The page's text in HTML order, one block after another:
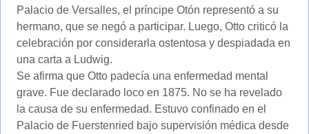
Palacio de Versalles, el príncipe Otón representó a su
hermano, que se negó a participar. Luego, Otto criticó la
celebración por considerarla ostentosa y despiadada en
una carta a Ludwig.
Se afirma que Otto padecía una enfermedad mental
grave. Fue declarado loco en 1875. No se ha revelado
la causa de su enfermedad. Estuvo confinado en el
Palacio de Fuerstenried bajo supervisión médica desde